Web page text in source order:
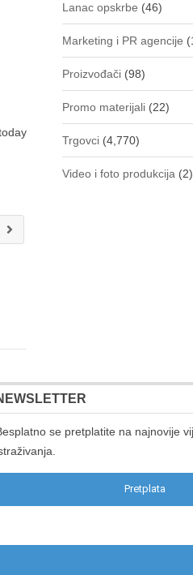
Lanac opskrbe (46)
Marketing i PR agencije
Proizvođači (98)
Promo materijali (22)
Trgovci (4,770)
Video i foto produkcija (2)
se pretplatite na najnovije
Pretplata